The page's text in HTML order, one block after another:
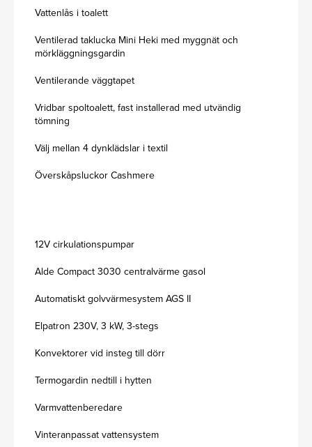
Vattenlås i toalett
Ventilerad taklucka Mini Heki med myggnät och
mörkläggningsgardin
Ventilerande väggtapet
Vridbar spoltoalett, fast installerad med utvändig
tömning
Välj mellan 4 dynklädslar i textil
Överskåpsluckor Cashmere
12V cirkulationspumpar
Alde Compact 3030 centralvärme gasol
Automatiskt golvvärmesystem AGS II
Elpatron 230V, 3 kW, 3-stegs
Konvektorer vid insteg till dörr
Termogardin nedtill i hytten
Varmvattenberedare
Vinteranpassat vattensystem